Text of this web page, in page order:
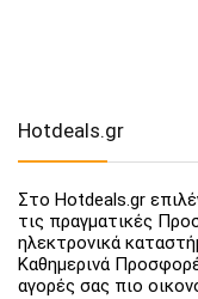
Hotdeals.gr
Στο Hotdeals.gr
τις πραγματικές
ηλεκτρονικά
Καθημερινά
αγορές σας πιο